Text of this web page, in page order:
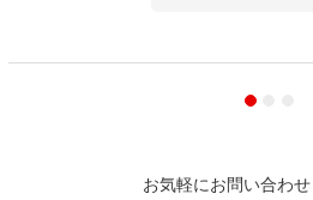
お気軽にお問い合わせ